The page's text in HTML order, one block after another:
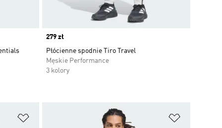
Price
279 zł
Płócienne spodnie Tiro Travel
Męskie Performance
3 kolory